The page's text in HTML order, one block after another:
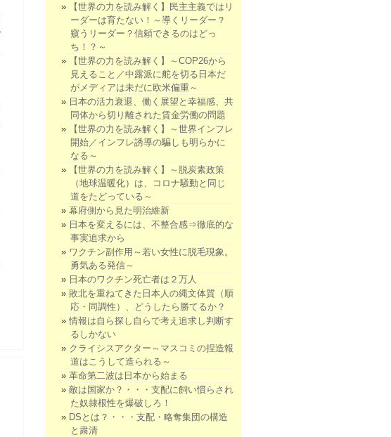
【世界の力を読み解く】民主主義ではリ
ーダーは育たない！～導くリーダー？
窺うリーダー？信頼できるのはどっ
ち！？～
【世界の力を読み解く】～COP26から
見えること／中露派に舵を切る日本だ
がメディアは未だに欧米偏重～
日本の活力衰退、働く展望と幸福感、共
同体から切り離された賃金労働の問題
【世界の力を読み解く】～世界インフレ
開始／インフレ誘導の騙しも明らかに
なる～
【世界の力を読み解く】～脱炭素政策
（地球温暖化）は、コロナ騒動と同じ
道をたどっている～
幕府側から見た明治維新
日本を変えるには、不整合感⇒徹底的な
事実追求から
ワクチン副作用～若い女性に脱毛現象。
勇気ある発信～
日本のワクチン死亡者は２万人
敗北を重ねてきた日本人の縄文体質（順
応・同調性）、どうしたら勝てるか？
情報は自ら探し自らで考え追求し判断す
るしかない
クライシスアクター～マスコミの捏造報
道はこうして造られる～
革命第二波は日本から始まる
敵は国家か？・・・支配に飼い慣らされ
た奴隷根性を爆破しろ！
DSとは？・・・支配・略奪集団の構造
と粛清